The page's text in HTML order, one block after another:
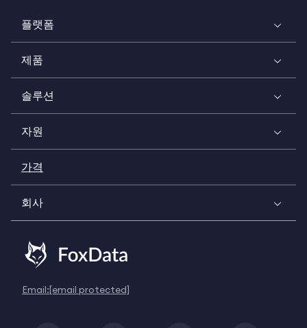
플랫폼
제품
솔루션
자원
가격
회사
Email:[email protected]